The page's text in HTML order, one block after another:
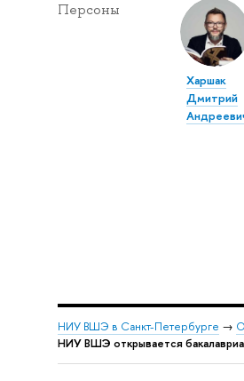
Персоны
Харшак
Дмитрий
НИУ ВШЭ в Санкт-Петербурге →
НИУ ВШЭ открывается